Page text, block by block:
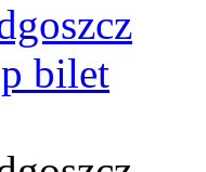
bilet